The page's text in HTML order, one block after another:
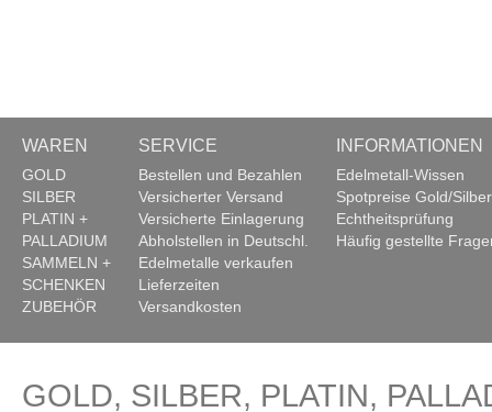
WAREN
GOLD
SILBER
PLATIN +
PALLADIUM
SAMMELN +
SCHENKEN
ZUBEHÖR
SERVICE
Bestellen und Bezahlen
Versicherter Versand
Versicherte Einlagerung
Abholstellen in Deutschl.
Edelmetalle verkaufen
Lieferzeiten
Versandkosten
INFORMATIONEN
Edelmetall-Wissen
Spotpreise Gold/Silber
Echtheitsprüfung
Häufig gestellte
GOLD, SILBER, PLATIN,